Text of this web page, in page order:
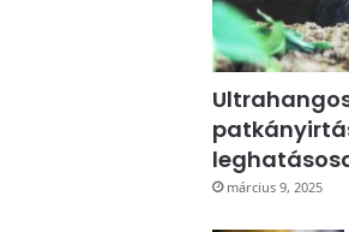
március 9, 2025